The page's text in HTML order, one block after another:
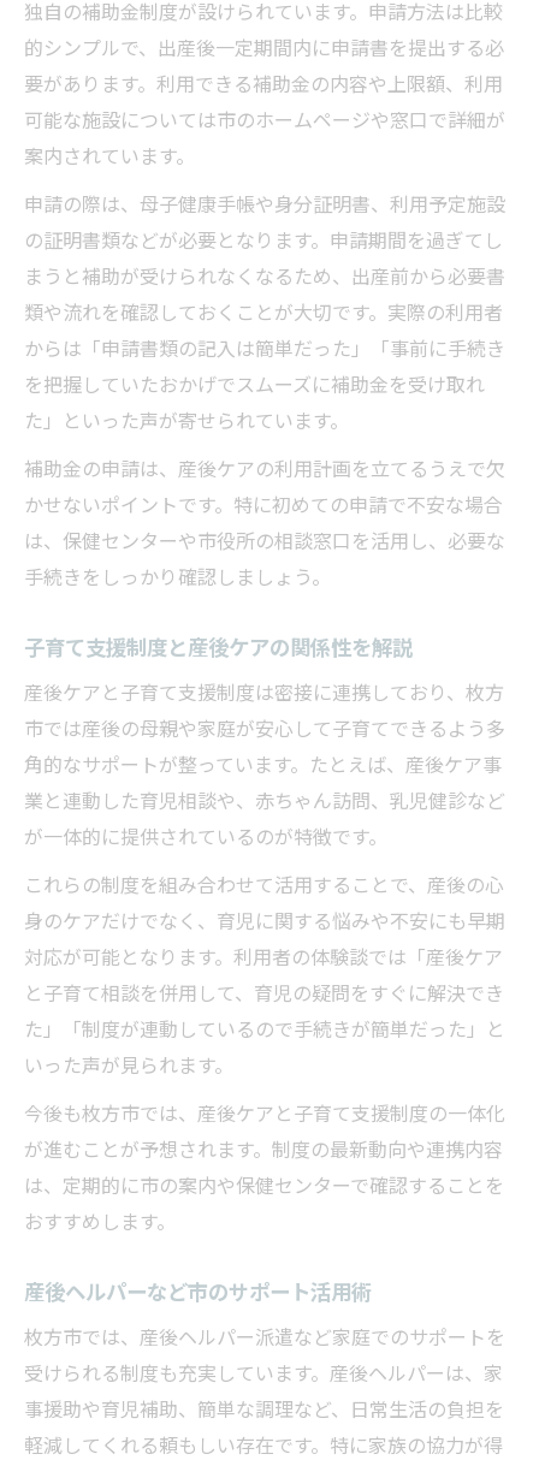
独自の補助金制度が設けられています。申請方法は比較
的シンプルで、出産後一定期間内に申請書を提出する必
要があります。利用できる補助金の内容や上限額、利用
可能な施設については市のホームページや窓口で詳細が
案内されています。
申請の際は、母子健康手帳や身分証明書、利用予定施設
の証明書類などが必要となります。申請期間を過ぎてし
まうと補助が受けられなくなるため、出産前から必要書
類や流れを確認しておくことが大切です。実際の利用者
からは「申請書類の記入は簡単だった」「事前に手続き
を把握していたおかげでスムーズに補助金を受け取れ
た」といった声が寄せられています。
補助金の申請は、産後ケアの利用計画を立てるうえで欠
かせないポイントです。特に初めての申請で不安な場合
は、保健センターや市役所の相談窓口を活用し、必要な
手続きをしっかり確認しましょう。
子育て支援制度と産後ケアの関係性を解説
産後ケアと子育て支援制度は密接に連携しており、枚方
市では産後の母親や家庭が安心して子育てできるよう多
角的なサポートが整っています。たとえば、産後ケア事
業と連動した育児相談や、赤ちゃん訪問、乳児健診など
が一体的に提供されているのが特徴です。
これらの制度を組み合わせて活用することで、産後の心
身のケアだけでなく、育児に関する悩みや不安にも早期
対応が可能となります。利用者の体験談では「産後ケア
と子育て相談を併用して、育児の疑問をすぐに解決でき
た」「制度が連動しているので手続きが簡単だった」と
いった声が見られます。
今後も枚方市では、産後ケアと子育て支援制度の一体化
が進むことが予想されます。制度の最新動向や連携内容
は、定期的に市の案内や保健センターで確認することを
おすすめします。
産後ヘルパーなど市のサポート活用術
枚方市では、産後ヘルパー派遣など家庭でのサポートを
受けられる制度も充実しています。産後ヘルパーは、家
事援助や育児補助、簡単な調理など、日常生活の負担を
軽減してくれる頼もしい存在です。特に家族の協力が得